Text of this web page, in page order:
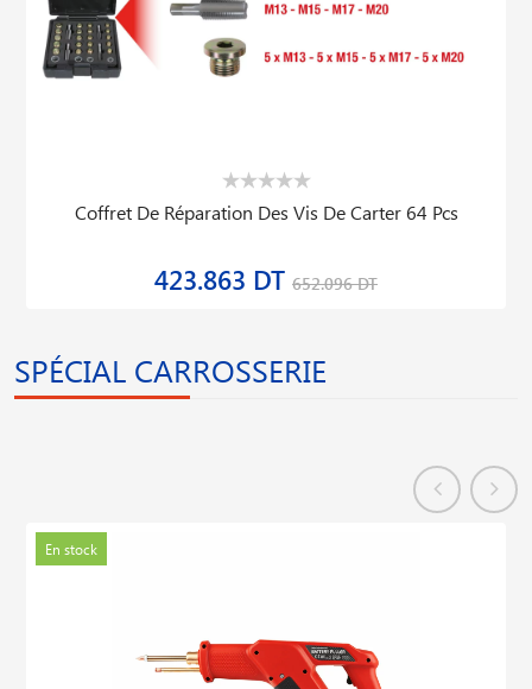
Coffret De Réparation Des Vis De Carter 64 Pcs
423.863 DT 652.096 DT
SPÉCIAL CARROSSERIE
En stock